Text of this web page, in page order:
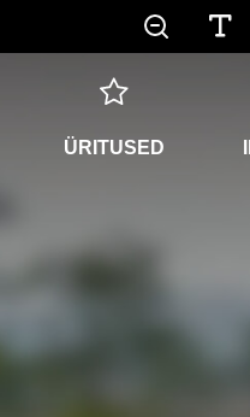
ÜRITUSED